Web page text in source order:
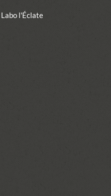
Labo l'Éclate